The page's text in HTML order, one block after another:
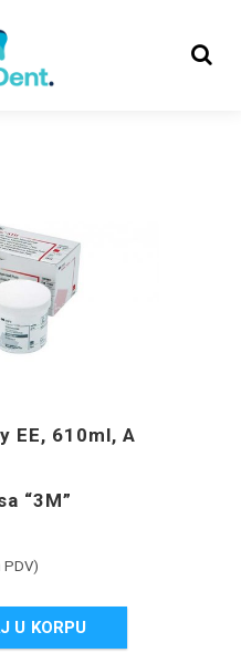
EE, 610ml, A
“3M”
PDV)
U KORPU